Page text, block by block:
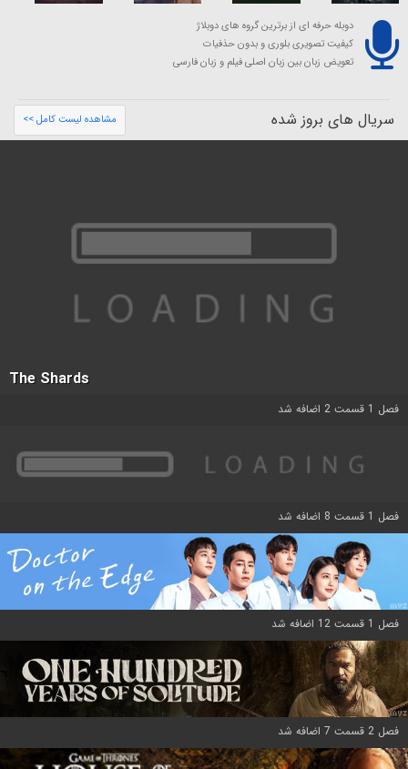
دوبله حرفه ای از برترین گروه های دوبلاژ
کیفیت تصویری بلوری و بدون حذفیات
تعویض زبان بین زبان اصلی فیلم و زبان فارسی
سریال های بروز شده مشاهده لیست کامل >>
The Shards
فصل 1 قسمت 2 اضافه شد
فصل 1 قسمت 8 اضافه شد
فصل 1 قسمت 12 اضافه شد
فصل 2 قسمت 7 اضافه شد